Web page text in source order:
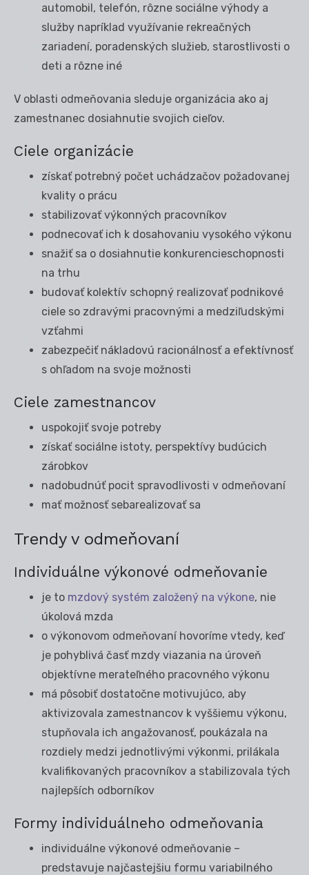
automobil, telefón, rôzne sociálne výhody a
služby napríklad využívanie rekreačných
zariadení, poradenských služieb, starostlivosti o
deti a rôzne iné
V oblasti odmeňovania sleduje organizácia ako aj
zamestnanec dosiahnutie svojich cieľov.
Ciele organizácie
získať potrebný počet uchádzačov požadovanej
kvality o prácu
stabilizovať výkonných pracovníkov
podnecovať ich k dosahovaniu vysokého výkonu
snažiť sa o dosiahnutie konkurencieschopnosti
na trhu
budovať kolektív schopný realizovať podnikové
ciele so zdravými pracovnými a medziľudskými
vzťahmi
zabezpečiť nákladovú racionálnosť a efektívnosť
s ohľadom na svoje možnosti
Ciele zamestnancov
uspokojiť svoje potreby
získať sociálne istoty, perspektívy budúcich
zárobkov
nadobudnúť pocit spravodlivosti v odmeňovaní
mať možnosť sebarealizovať sa
Trendy v odmeňovaní
Individuálne výkonové odmeňovanie
je to mzdový systém založený na výkone, nie
úkolová mzda
o výkonovom odmeňovaní hovoríme vtedy, keď
je pohyblivá časť mzdy viazania na úroveň
objektívne merateľného pracovného výkonu
má pôsobiť dostatočne motivujúco, aby
aktivizovala zamestnancov k vyššiemu výkonu,
stupňovala ich angažovanosť, poukázala na
rozdiely medzi jednotlivými výkonmi, prilákala
kvalifikovaných pracovníkov a stabilizovala tých
najlepších odborníkov
Formy individuálneho odmeňovania
individuálne výkonové odmeňovanie –
predstavuje najčastejšiu formu variabilného